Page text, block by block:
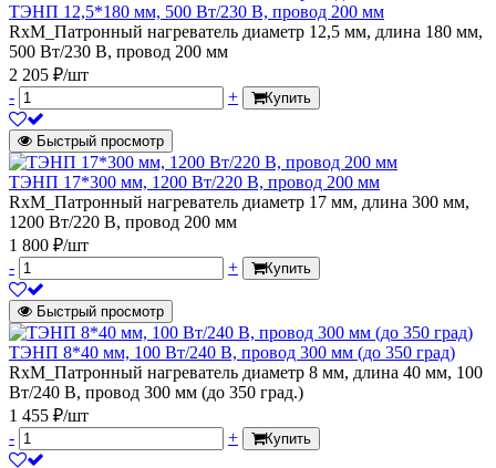
ТЭНП 12,5*180 мм, 500 Вт/230 В, провод 200 мм
RxM_Патронный нагреватель диаметр 12,5 мм, длина 180 мм,
500 Вт/230 В, провод 200 мм
2 205 ₽/шт
-
+ Купить
Быстрый просмотр
ТЭНП 17*300 мм, 1200 Вт/220 В, провод 200 мм
RxM_Патронный нагреватель диаметр 17 мм, длина 300 мм,
1200 Вт/220 В, провод 200 мм
1 800 ₽/шт
-
+ Купить
Быстрый просмотр
ТЭНП 8*40 мм, 100 Вт/240 В, провод 300 мм (до 350 град)
RxM_Патронный нагреватель диаметр 8 мм, длина 40 мм, 100
Вт/240 В, провод 300 мм (до 350 град.)
1 455 ₽/шт
-
+ Купить